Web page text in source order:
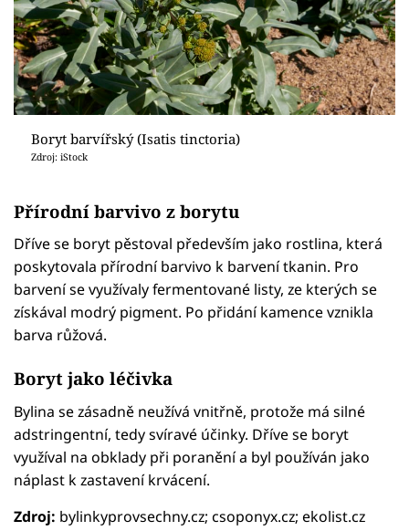
Boryt barvířský (Isatis tinctoria)
Zdroj: iStock
Přírodní barvivo z borytu
Dříve se boryt pěstoval především jako rostlina, která
poskytovala přírodní barvivo k barvení tkanin. Pro
barvení se využívaly fermentované listy, ze kterých se
získával modrý pigment. Po přidání kamence vznikla
barva růžová.
Boryt jako léčivka
Bylina se zásadně neužívá vnitřně, protože má silné
adstringentní, tedy svíravé účinky. Dříve se boryt
využíval na obklady při poranění a byl používán jako
náplast k zastavení krvácení.
Zdroj: bylinkyprovsechny.cz; csoponyx.cz; ekolist.cz